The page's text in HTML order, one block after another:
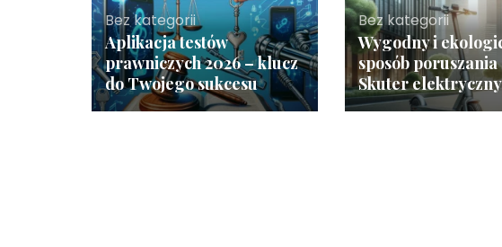
Bez kategorii
Aplikacja testów
prawniczych 2026 – klucz
do Twojego sukcesu
Bez kategorii
Wygodny i
sposób poruszania
Skuter elektryczny